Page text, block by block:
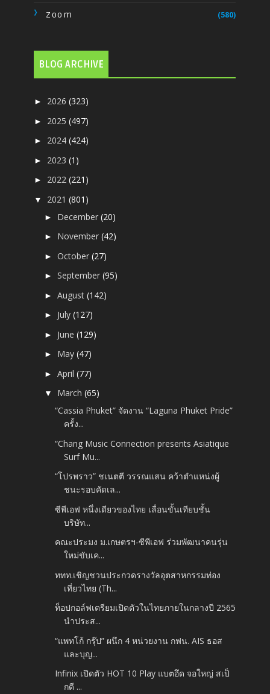
Zoom (580)
BLOG ARCHIVE
► 2026(323)
► 2025(497)
► 2024(424)
► 2023(1)
► 2022(221)
▼ 2021(801)
► December(20)
► November(42)
►October(27)
►September(95)
►August(142)
► July(127)
► June(129)
► May(47)
►April(77)
▼ March(65)
“Cassia Phuket” จัดงาน “Laguna Phuket Pride”
ครั้ง...
“Chang Music Connection presents Asiatique
Surf Mu...
“โปรพราว” ชเนตตี วรรณแสน คว้าตำแหน่งผู้
ชนะรอบคัดเล...
ซีพีเอฟ หนึ่งเดียวของไทย เลื่อนขั้นเทียบชั้น
บริษัท...
คณะประมง ม.เกษตรฯ-ซีพีเอฟ ร่วมพัฒนาคนรุ่น
ใหม่ขับเค...
ททท.เชิญชวนประกวดรางวัลอุตสาหกรรมท่อง
เที่ยวไทย (Th...
ท็อปกอล์ฟเตรียมเปิดตัวในไทยภายในกลางปี 2565
นำประส...
“แพทโก้ กรุ๊ป” ผนึก 4 หน่วยงาน กฟน. AIS ธอส
และบุญ...
Infinix เปิดตัว HOT 10 Play แบตอึด จอใหญ่ สเป็
กดี ...